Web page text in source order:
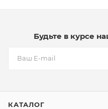
Будьте в курсе
КАТАЛОГ